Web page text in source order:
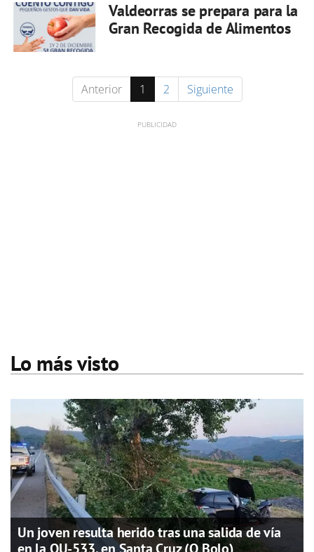
Valdeorras se prepara para la
Gran Recogida de Alimentos
Anterior 1 2 Siguiente
Lo más visto
Un joven resulta herido tras una salida de vía
en la OU-533, en Santa Cruz (O Bolo)